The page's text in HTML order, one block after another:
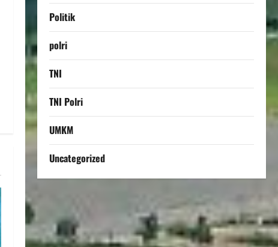
Politik
polri
TNI
TNI Polri
UMKM
Uncategorized